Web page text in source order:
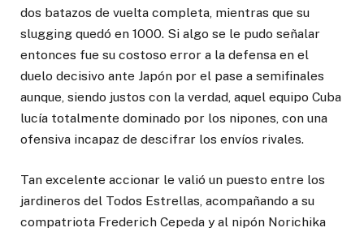
dos batazos de vuelta completa, mientras que su
slugging quedó en 1000. Si algo se le pudo señalar
entonces fue su costoso error a la defensa en el
duelo decisivo ante Japón por el pase a semifinales
aunque, siendo justos con la verdad, aquel equipo Cuba
lucía totalmente dominado por los nipones, con una
ofensiva incapaz de descifrar los envíos rivales.
Tan excelente accionar le valió un puesto entre los
jardineros del Todos Estrellas, acompañando a su
compatriota Frederich Cepeda y al nipón Norichika